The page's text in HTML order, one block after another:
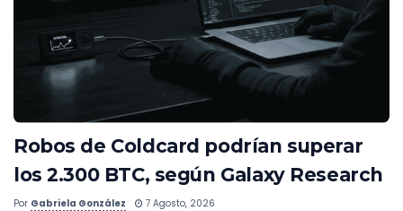
Robos de Coldcard podrían superar
los 2.300 BTC, según Galaxy Research
Por Gabriela González 7 Agosto, 2026